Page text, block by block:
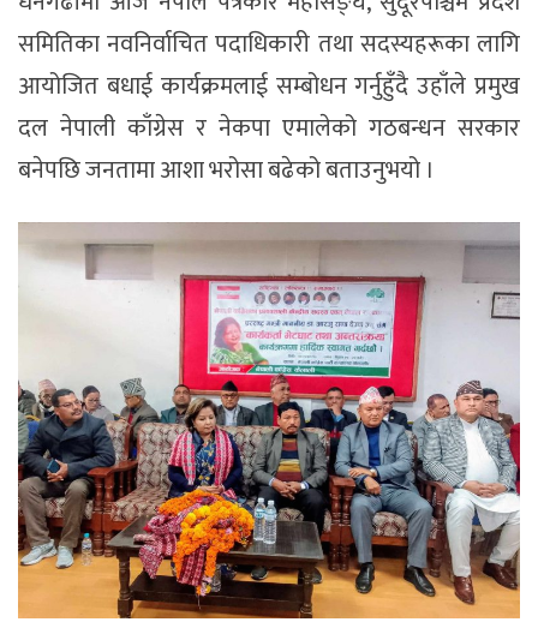
समितिका नवनिर्वाचित पदाधिकारी तथा सदस्यहरूका लागि
आयोजित बधाई कार्यक्रमलाई सम्बोधन गर्नुहुँदै उहाँले प्रमुख
दल नेपाली काँग्रेस र नेकपा एमालेको गठबन्धन सरकार
बनेपछि जनतामा आशा भरोसा बढेको बताउनुभयो ।